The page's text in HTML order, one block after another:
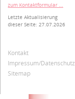
zum Kontaktformular ...
Letzte Aktualisierung
dieser Seite: 27.07.2026
überspringen
Kontakt
Impressum/Datenschutz
Sitemap